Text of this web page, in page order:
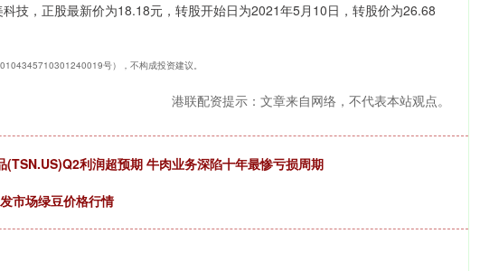
技，正股最新价为18.18元，转股开始日为2021年5月10日，转股价为26.68
号），不构成投资建议。
港联配资提示：文章来自网络，不代表本站观点。
利润超预期 牛肉业务深陷十年最惨亏损周期
市场绿豆价格行情